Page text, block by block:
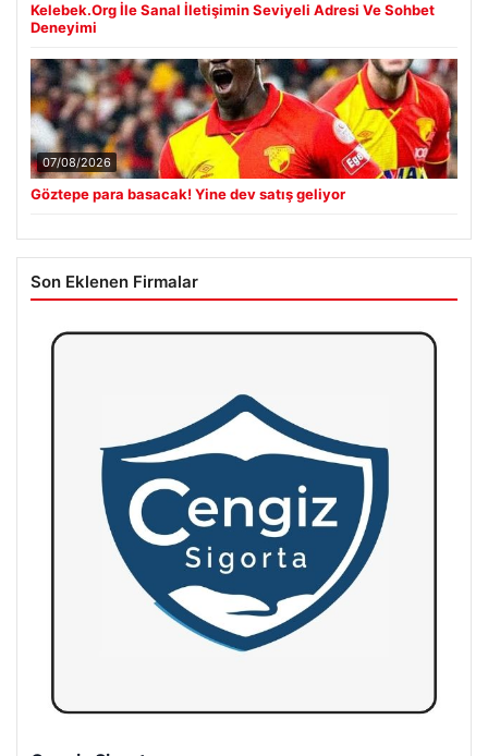
Kelebek.Org İle Sanal İletişimin Seviyeli Adresi Ve Sohbet
Deneyimi
07/08/2026
Göztepe para basacak! Yine dev satış geliyor
Son Eklenen Firmalar